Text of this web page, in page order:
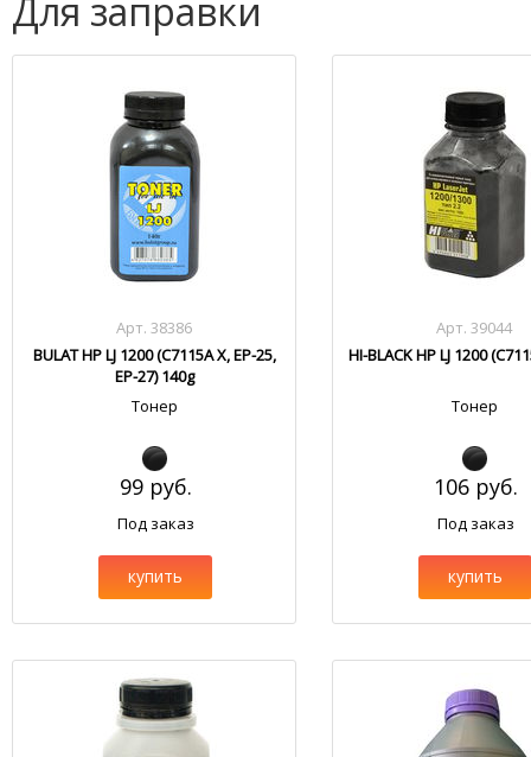
Для заправки
Арт. 38386
BULAT HP LJ 1200 (C7115A X, EP-25,
EP-27) 140g
Тонер
99 руб.
Под заказ
купить
Арт. 39044
HI-BLACK HP LJ 1200
Тонер
106 руб.
Под заказ
купить